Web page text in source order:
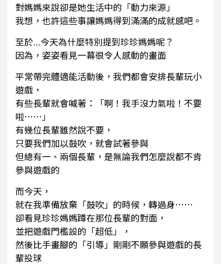
對媽媽來說卻是她生活中的「動力來源」
我想，也許這些事讓媽媽得到滿滿的成就感吧。
至於...今天為什麼特別提到珍珍媽媽呢？
因為，姿姿看見一幕很令人感動的畫面
平常帶完體適能活動後，我們都會安排長輩玩小
遊戲，
有些長輩就會喊著：「啊！我手沒力氣啦！不要
啦⋯⋯」
有幾位長輩雖然說不要，
只要我們加以鼓吹，就會試著參與
但總有一、兩個長輩，是無論我們怎麼說都不肯
參與遊戲的
而今天，
就在我準備放棄「鼓吹」的時候，轉過身⋯⋯
卻看見珍珍媽媽蹲在那位長輩的對面，
並把遊戲門檻設的「超低」，
然後比手畫腳的「引導」剛剛不願參與遊戲的長
輩投球